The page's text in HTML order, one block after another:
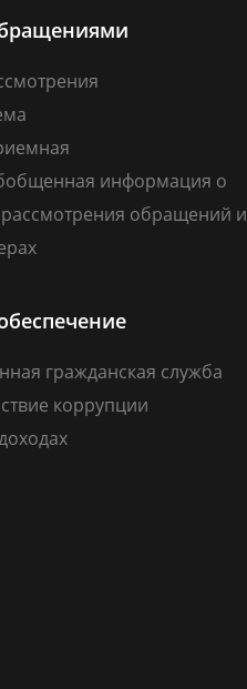
информация о
рассмотрения обращений и
гражданская служба
коррупции